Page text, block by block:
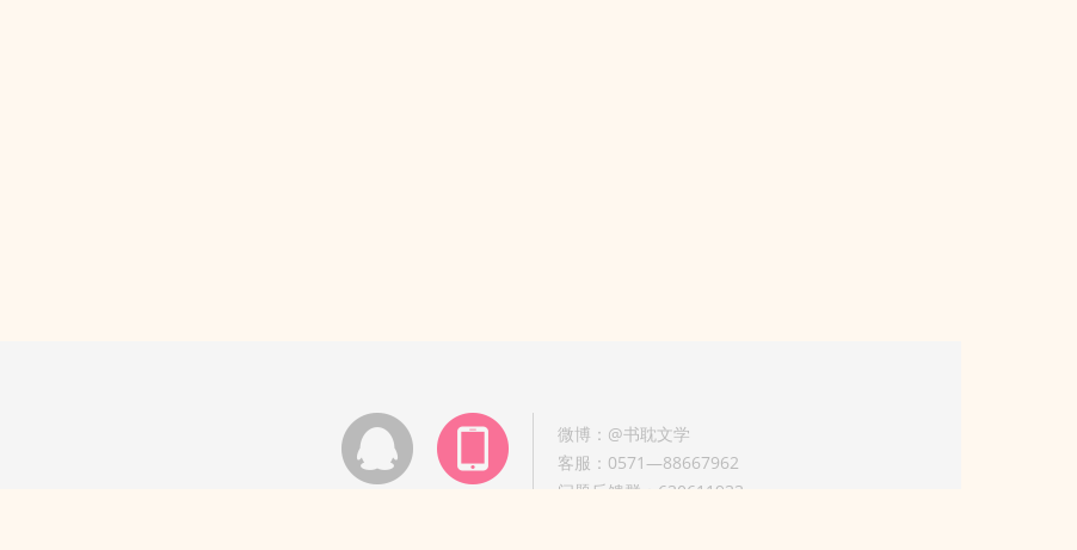
微博：@书耽文学
客服：0571—88667962
问题反馈群：630611933